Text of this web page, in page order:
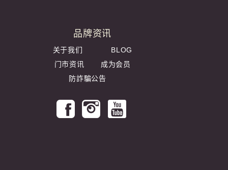
品牌资讯
关于我们
BLOG
门市资讯
成为会员
防詐騙公告